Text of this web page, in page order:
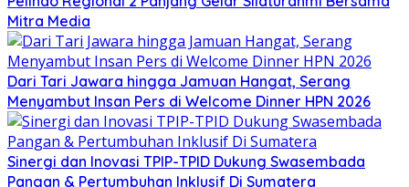
Mitra Media
Dari Tari Jawara hingga Jamuan Hangat, Serang
Menyambut Insan Pers di Welcome Dinner HPN 2026
Sinergi dan Inovasi TPIP-TPID Dukung Swasembada
Pangan & Pertumbuhan Inklusif Di Sumatera